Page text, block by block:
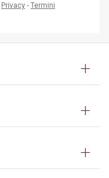
Privacy - Termini